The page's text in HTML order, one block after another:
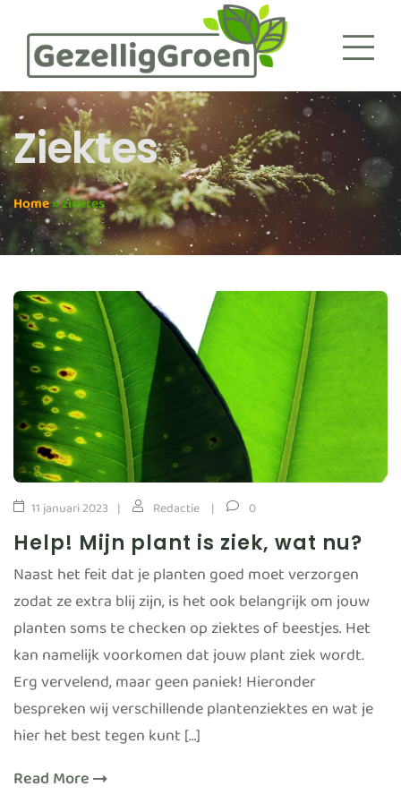
Ziektes
Home»ziektes
11 januari 2023 Redactie 0
Help! Mijn plant is ziek, wat nu?
Naast het feit dat je planten goed moet verzorgen
zodat ze extra blij zijn, is het ook belangrijk om jouw
planten soms te checken op ziektes of beestjes. Het
kan namelijk voorkomen dat jouw plant ziek wordt.
Erg vervelend, maar geen paniek! Hieronder
bespreken wij verschillende plantenziektes en wat je
hier het best tegen kunt […]
Read More